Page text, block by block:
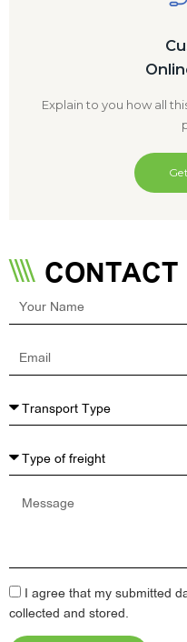
Explain to you how all
CONTACT
Message
I agree that my submitted
collected and stored.